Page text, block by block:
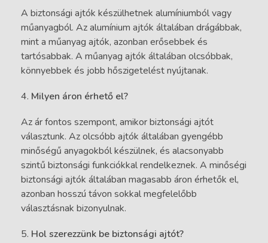
A biztonsági ajtók készülhetnek alumíniumból vagy
műanyagból. Az alumínium ajtók általában drágábbak,
mint a műanyag ajtók, azonban erősebbek és
tartósabbak. A műanyag ajtók általában olcsóbbak,
könnyebbek és jobb hőszigetelést nyújtanak.
Milyen áron érhető el?
Az ár fontos szempont, amikor biztonsági ajtót
választunk. Az olcsóbb ajtók általában gyengébb
minőségű anyagokból készülnek, és alacsonyabb
szintű biztonsági funkciókkal rendelkeznek. A minőségi
biztonsági ajtók általában magasabb áron érhetők el,
azonban hosszú távon sokkal megfelelőbb
választásnak bizonyulnak.
Hol szerezzünk be biztonsági ajtót?